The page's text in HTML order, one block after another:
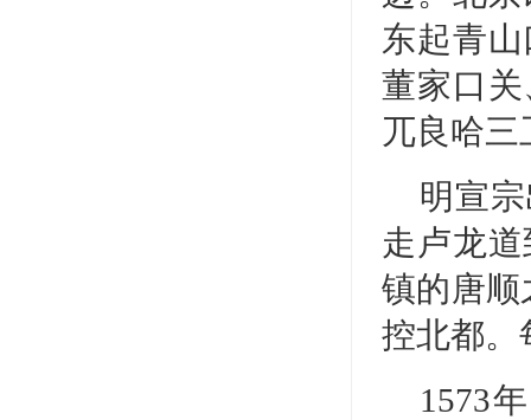
东起青
董家口
兀良哈三
明宣
走卢龙
镇的唐顺
控北都。
1573